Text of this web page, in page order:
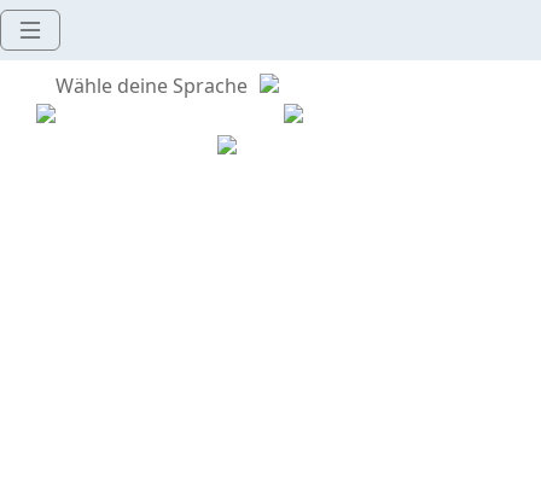
Wähle deine Sprache